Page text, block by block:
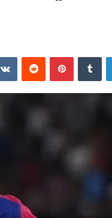
لينكدإن بينتيريست